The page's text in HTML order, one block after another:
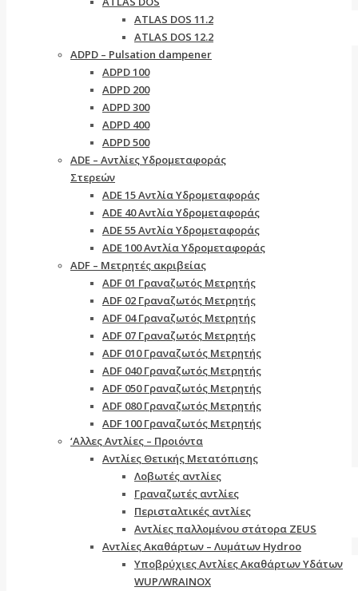
ATLAS DOS 11.2
ATLAS DOS 12.2
ADPD – Pulsation dampener
ADPD 100
ADPD 200
ADPD 300
ADPD 400
ADPD 500
ADE – Αντλίες Υδρομεταφοράς
Στερεών
ADE 15 Αντλία Υδρομεταφοράς
ADE 40 Αντλία Υδρομεταφοράς
ADE 55 Αντλία Υδρομεταφοράς
ADE 100 Αντλία Υδρομεταφοράς
ADF – Μετρητές ακριβείας
ADF 01 Γραναζωτός Μετρητής
ADF 02 Γραναζωτός Μετρητής
ADF 04 Γραναζωτός Μετρητής
ADF 07 Γραναζωτός Μετρητής
ADF 010 Γραναζωτός Μετρητής
ADF 040 Γραναζωτός Μετρητής
ADF 050 Γραναζωτός Μετρητής
ADF 080 Γραναζωτός Μετρητής
ADF 100 Γραναζωτός Μετρητής
‘Αλλες Αντλίες – Προιόντα
Αντλίες Θετικής Μετατόπισης
Λοβωτές αντλίες
Γραναζωτές αντλίες
Περισταλτικές αντλίες
Αντλίες παλλομένου στάτορα ZEUS
Aντλίες Ακαθάρτων – Λυμάτων Hydroo
Υποβρύχιες Αντλίες Ακαθάρτων Υδάτων
WUP/WRAINOX